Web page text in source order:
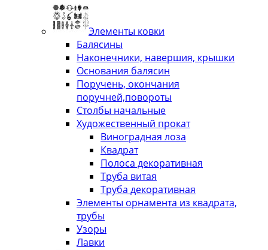
Элементы ковки
Балясины
Наконечники, навершия, крышки
Основания балясин
Поручень, окончания
поручней,повороты
Столбы начальные
Художественный прокат
Виноградная лоза
Квадрат
Полоса декоративная
Труба витая
Труба декоративная
Элементы орнамента из квадрата,
трубы
Узоры
Лавки